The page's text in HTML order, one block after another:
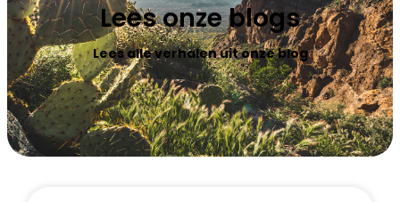
Lees onze blogs
Lees alle verhalen uit onze blog